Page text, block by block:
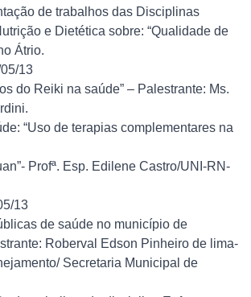
de trabalhos das Disciplinas
e Dietética sobre: “Qualidade de
Átrio.
13
do Reiki na saúde” – Palestrante: Ms.
“Uso de terapias complementares na
Profª. Esp. Edilene Castro/UNI-RN-
13
de saúde no município de
Roberval Edson Pinheiro de lima-
Secretaria Municipal de